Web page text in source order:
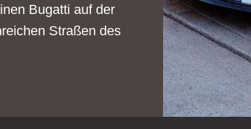
Bugatti auf der
Straßen des